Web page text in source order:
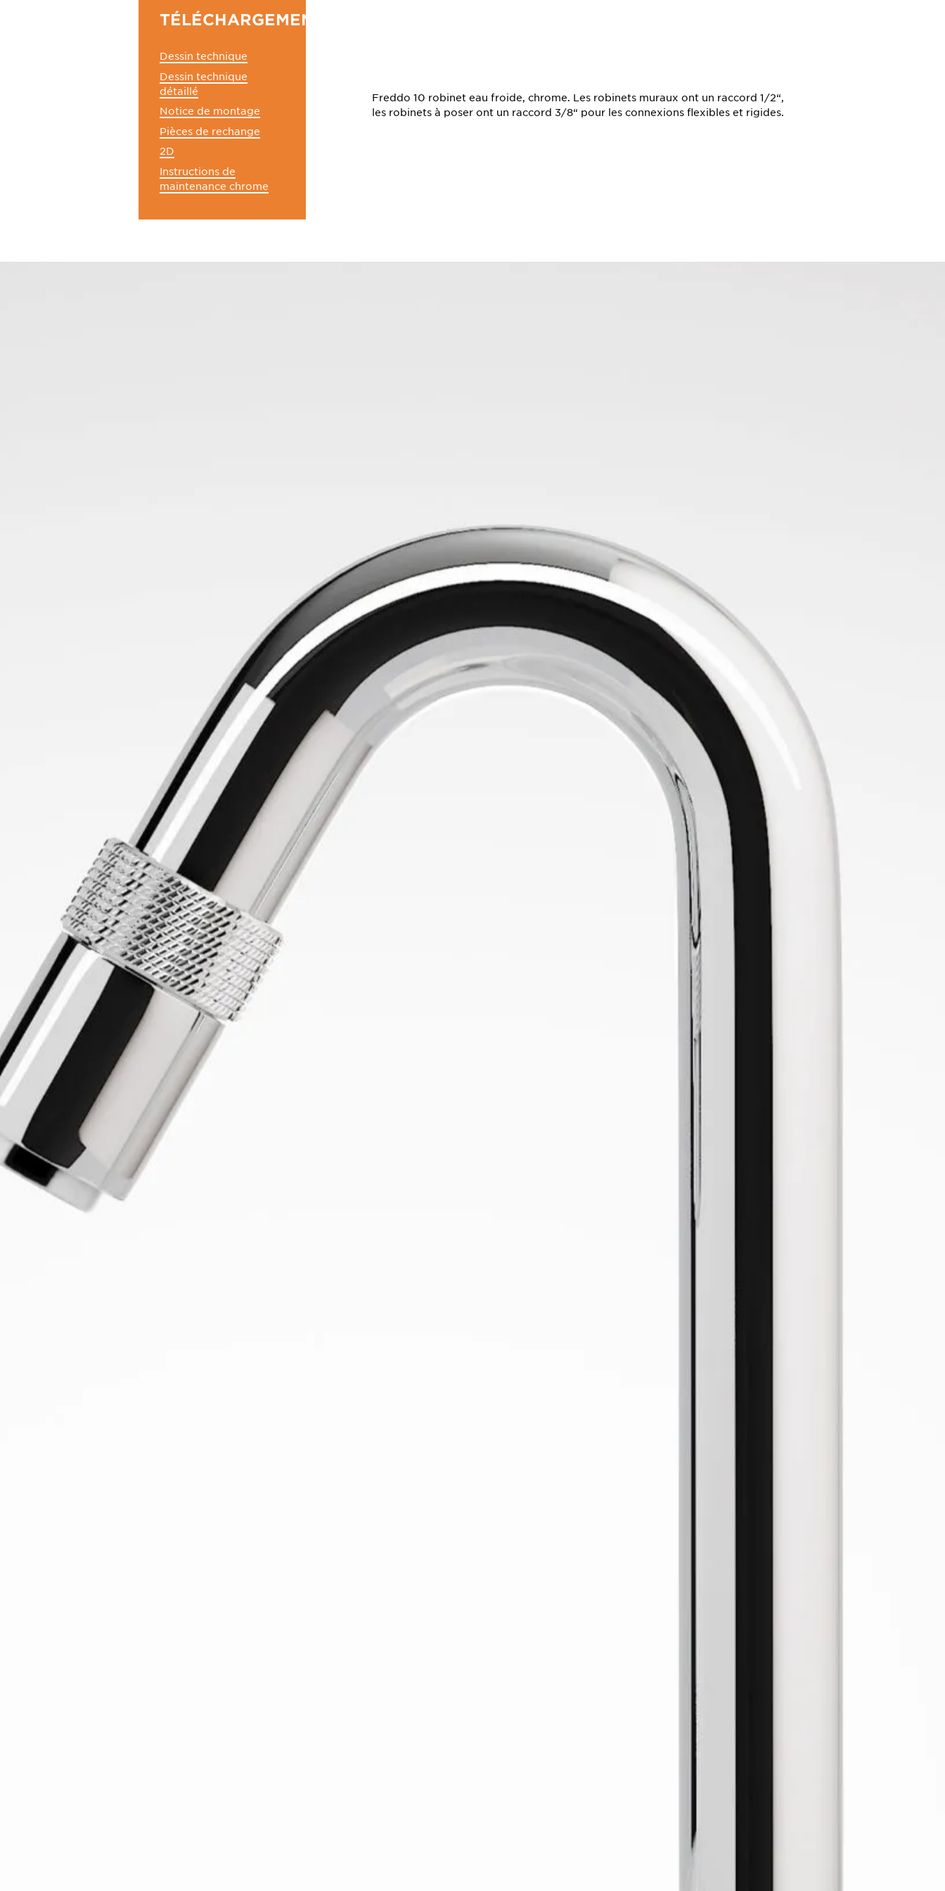
TÉLÉCHARGEMENTS
Dessin technique
Dessin technique
détaillé
Notice de montage
Pièces de rechange
2D
Instructions de
maintenance chrome
Freddo 10 robinet eau froide, chrome. Les robinets muraux ont un raccord 1/2“,
les robinets à poser ont un raccord 3/8“ pour les connexions flexibles et rigides.